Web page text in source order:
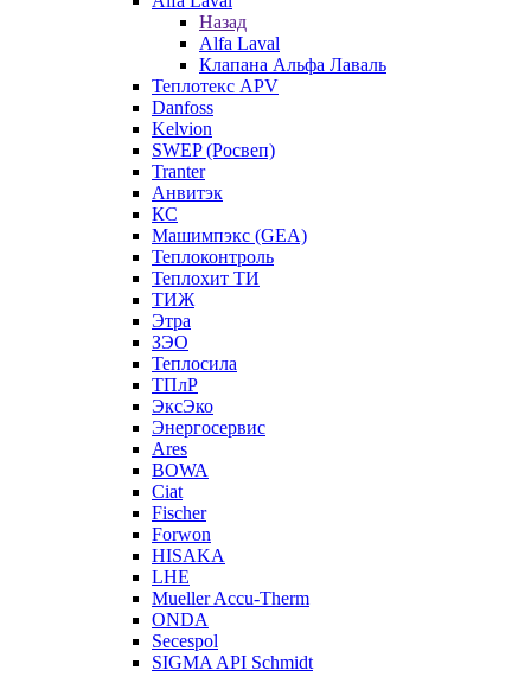
Назад
Alfa Laval
Клапана Альфа Лаваль
Теплотекс APV
Danfoss
Kelvion
SWEP (Росвеп)
Tranter
Анвитэк
КС
Машимпэкс (GEA)
Теплоконтроль
Теплохит ТИ
ТИЖ
Этра
ЗЭО
Теплосила
ТПлР
ЭксЭко
Энергосервис
Ares
BOWA
Ciat
Fischer
Forwon
HISAKA
LHE
Mueller Accu-Therm
ONDA
Secespol
SIGMA API Schmidt